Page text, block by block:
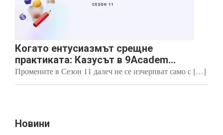
Когато ентусиазмът срещне
практиката: Казусът в 9Academ...
Промените в Сезон 11 далеч не се изчерпват само с […]
Новини